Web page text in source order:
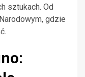
sztukach. Od
gdzie